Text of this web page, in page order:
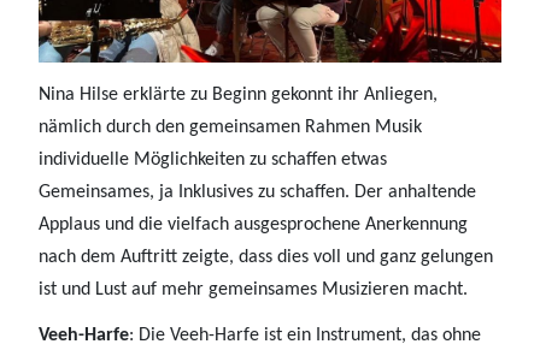
Nina Hilse erklärte zu Beginn gekonnt ihr Anliegen,
nämlich durch den gemeinsamen Rahmen Musik
individuelle Möglichkeiten zu schaffen etwas
Gemeinsames, ja Inklusives zu schaffen. Der anhaltende
Applaus und die vielfach ausgesprochene Anerkennung
nach dem Auftritt zeigte, dass dies voll und ganz gelungen
ist und Lust auf mehr gemeinsames Musizieren macht.
Veeh-Harfe: Die Veeh-Harfe ist ein Instrument, das ohne